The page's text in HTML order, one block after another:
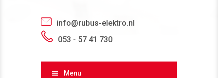
info@rubus-elektro.nl
053 - 57 41 730
Menu